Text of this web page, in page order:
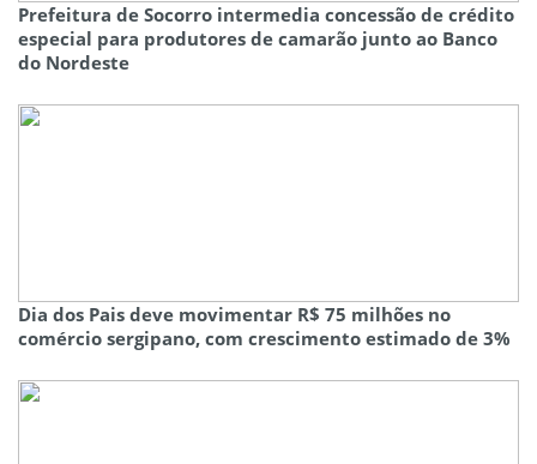
Prefeitura de Socorro intermedia concessão de crédito
especial para produtores de camarão junto ao Banco
do Nordeste
Dia dos Pais deve movimentar R$ 75 milhões no
comércio sergipano, com crescimento estimado de 3%